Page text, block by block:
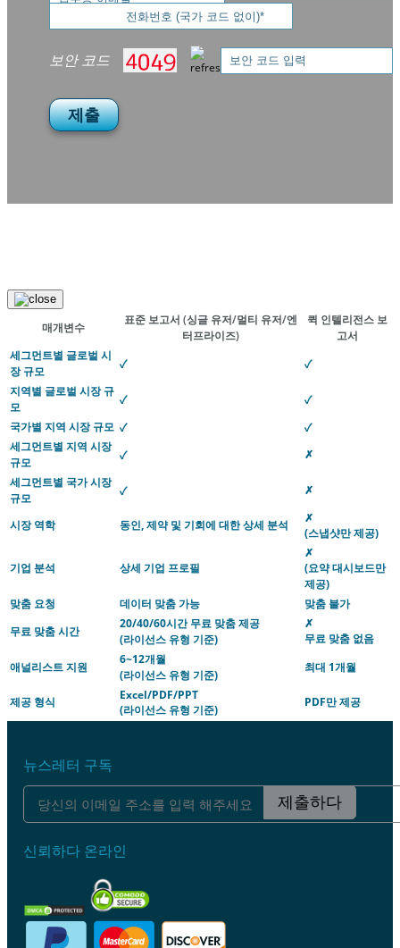
보안 코드
제출
매개변수
표준 보고서 (싱글 유저/멀티 유저/엔
터프라이즈)
퀵 인텔리전스 보
고서
세그먼트별 글로벌 시
장 규모
✓
✓
지역별 글로벌 시장 규
모
✓
✓
국가별 지역 시장 규모 ✓
✓
세그먼트별 지역 시장
규모
✓
✗
세그먼트별 국가 시장
규모
✓ ✗
시장 역학 동인, 제약 및 기회에 대한 상세 분석
✗
(스냅샷만 제공)
기업 분석 상세 기업 프로필
✗
(요약 대시보드만
제공)
맞춤 요청
데이터 맞춤 가능
맞춤 불가
무료 맞춤 시간
20/40/60시간 무료 맞춤 제공
(라이선스 유형 기준)
✗
무료 맞춤 없음
애널리스트 지원
6~12개월
(라이선스 유형 기준)
최대 1개월
제공 형식
Excel/PDF/PPT
(라이선스 유형 기준)
PDF만 제공
뉴스레터 구독
제출하다
신뢰하다 온라인